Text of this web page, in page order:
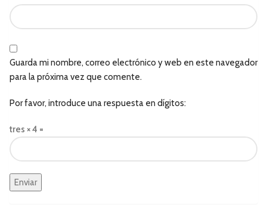
Guarda mi nombre, correo electrónico y web en este navegador
para la próxima vez que comente.
Por favor, introduce una respuesta en dígitos:
tres × 4 =